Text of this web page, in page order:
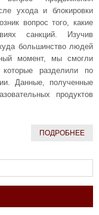
ухода и блокировки
вопрос того, какие
санкций. Изучив
большинство людей
момент, мы смогли
которые разделили по
Данные, полученные
продуктов
ПОДРОБНЕЕ